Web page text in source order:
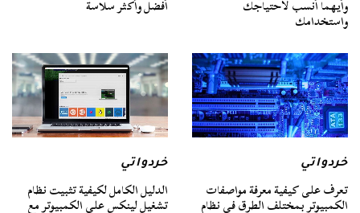
وأيهما أنسب لاحتياجك
واستخدامك
أفضل وأكثر سلاسة
خردواتي
تعرف على كيفية معرفة مواصفات
الكمبيوتر بمختلف الطرق في نظام
خردواتي
الدليل الكامل لكيفية تثبيت نظام
تشغيل لينكس على الكمبيوتر مع